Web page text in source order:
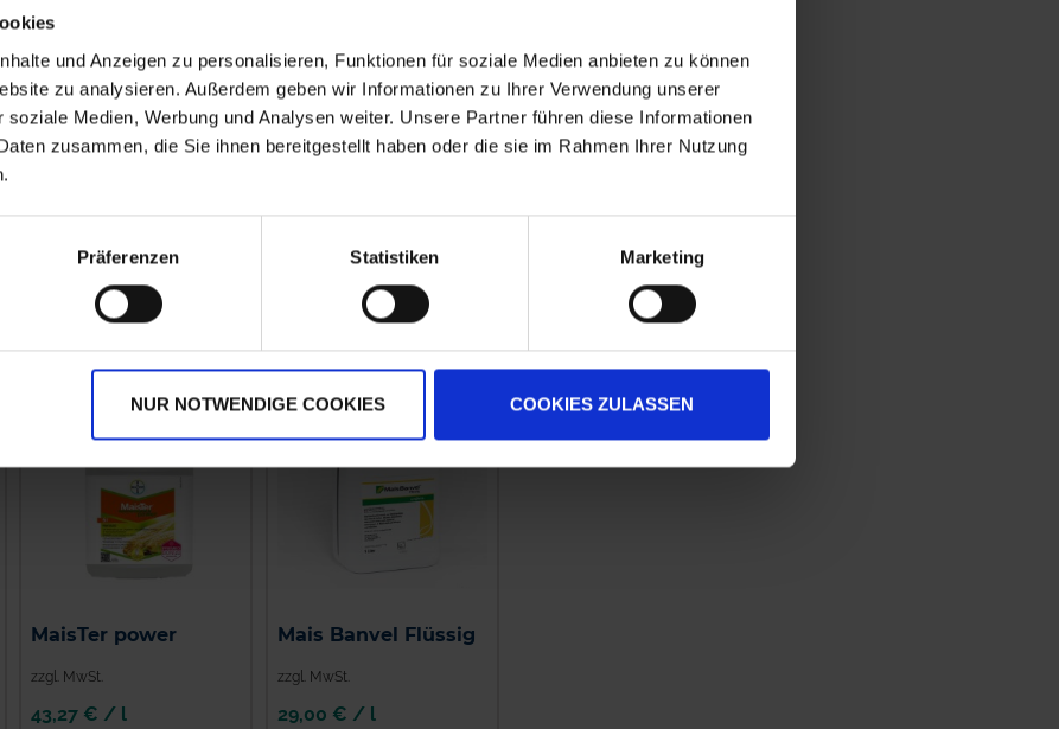
und Anzeigen zu personalisieren, Funktionen für soziale Medien anbieten zu können
zu analysieren. Außerdem geben wir Informationen zu Ihrer Verwendung unserer
Medien, Werbung und Analysen weiter. Unsere Partner führen diese Informationen
zusammen, die Sie ihnen bereitgestellt haben oder die sie im Rahmen Ihrer Nutzung
Präferenzen Statistiken Marketing
NUR NOTWENDIGE COOKIES COOKIES ZULASSEN
MaisTer power
zzgl. MwSt.
43,27 € / l
Mais Banvel Flüssig
zzgl. MwSt.
29,00 € / l